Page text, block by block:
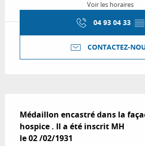
Voir les horaires
04 93 04 33 ▒▒
CONTACTEZ-
Médaillon encastré dans la
hospice . Il a été inscrit MH
le 02 /02/1931